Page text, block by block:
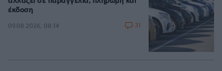
έκδοση
09.08.2026, 08:14 31